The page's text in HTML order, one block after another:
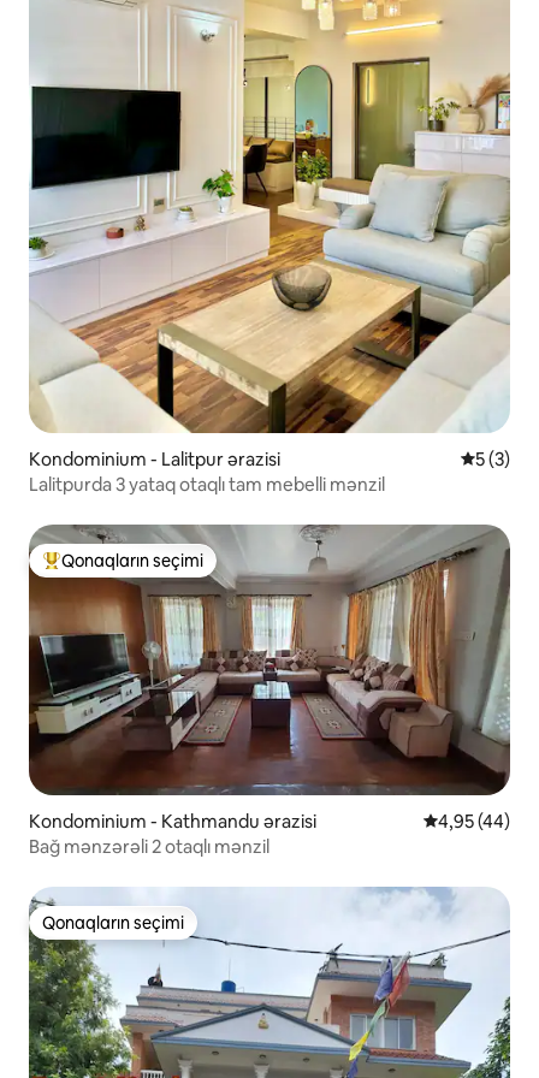
Kondominium - Lalitpur ərazisi
5 (3)
Lalitpurda 3 yataq otaqlı tam mebelli mənzil
Populyar "Qonaqların seçimi"
Qonaqların seçimi
Kondominium - Kathmandu ərazisi Ortalama
4,95 (44)
Bağ mənzərəli 2 otaqlı mənzil
Qonaqların seçimi
Qonaqların seçimi